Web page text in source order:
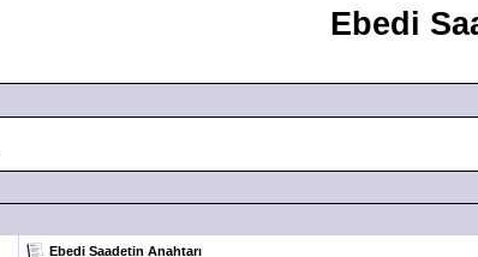
Ebedi
Ebedi Saadetin Anahtarı